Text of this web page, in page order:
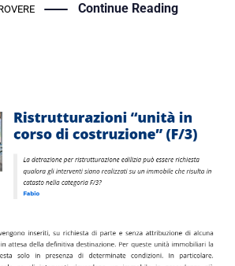
Continue Reading